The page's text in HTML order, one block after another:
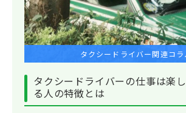
タクシードライバー関連コラ
タクシードライバーの仕事は楽
る人の特徴とは